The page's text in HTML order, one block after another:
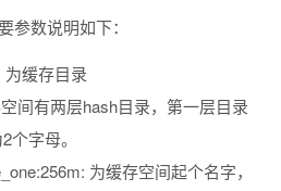
参数说明如下：
为缓存目录
间有两层hash目录，第一层目录
字母。
为缓存空间起个名字，